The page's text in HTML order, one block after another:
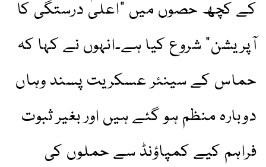
کے کچھ حصوں میں "اعلیٰ درستگی کا
آپریشن” شروع کیا ہے۔انہوں نے کہا کہ
حماس کے سینئر عسکریت پسند وہاں
دوبارہ منظم ہو گئے ہیں اور بغیر ثبوت
فراہم کیے کمپاؤنڈ سے حملوں کی